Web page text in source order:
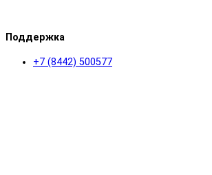
Поддержка
+7 (8442) 500577